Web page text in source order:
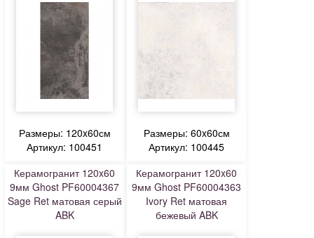
Размеры: 120x60см
Артикул: 100451
Размеры: 60x60см
Артикул: 100445
Керамогранит 120x60
9мм Ghost PF60004367
Sage Ret матовая серый
ABK
Керамогранит 120x60
9мм Ghost PF60004363
Ivory Ret матовая
бежевый ABK